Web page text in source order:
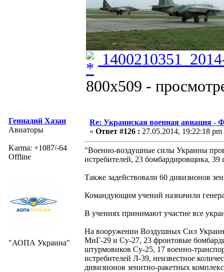
800x509 -
Геннадий Хазан
Авиаторы
Karma: +1087/-64
Offline
"АОПА Украина"
Re: Украинская военная авиация -
« Ответ #126 : 27.05.2014, 19:22:18 pm
"Военно-воздушные силы Украины
истребителей, 23 бомбардировщика, 39
Также задействовали 60 дивизионов
Командующим учений назначили
В учениях принимают участие все
На вооружении Воздушных Сил
МиГ-29 и Су-27, 23 фронтовые
штурмовиков Су-25, 17 военно-
истребителей Л-39, неизвестное
дивизионов зенитно-ракетных